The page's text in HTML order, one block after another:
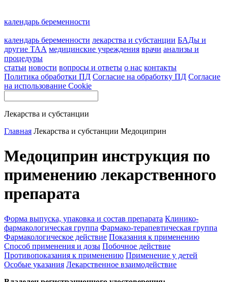
календарь беременности
календарь беременности лекарства и субстанции БАДы и
другие ТАА медицинские учреждения врачи анализы и
процедуры
статьи новости вопросы и ответы о нас контакты
Политика обработки ПД Согласие на обработку ПД Согласие
на использование Cookie
Лекарства и субстанции
Главная Лекарства и субстанции Медоциприн
Медоциприн инструкция по
применению лекарственного
препарата
Форма выпуска, упаковка и состав препарата Клинико-
фармакологическая группа Фармако-терапевтическая группа
Фармакологическое действие Показания к применению
Способ применения и дозы Побочное действие
Противопоказания к применению Применение у детей
Особые указания Лекарственное взаимодействие